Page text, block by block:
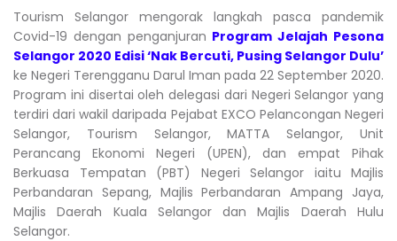
Tourism Selangor mengorak langkah pasca pandemik
Covid-19 dengan penganjuran Program Jelajah Pesona
Selangor 2020 Edisi ‘Nak Bercuti, Pusing Selangor Dulu’
ke Negeri Terengganu Darul Iman pada 22 September 2020.
Program ini disertai oleh delegasi dari Negeri Selangor yang
terdiri dari wakil daripada Pejabat EXCO Pelancongan Negeri
Selangor, Tourism Selangor, MATTA Selangor, Unit
Perancang Ekonomi Negeri (UPEN), dan empat Pihak
Berkuasa Tempatan (PBT) Negeri Selangor iaitu Majlis
Perbandaran Sepang, Majlis Perbandaran Ampang Jaya,
Majlis Daerah Kuala Selangor dan Majlis Daerah Hulu
Selangor.